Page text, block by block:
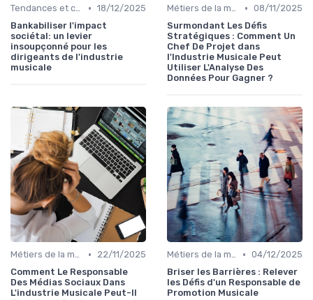
Tendances et chiffres du marché • 18/12/2025
Bankabiliser l'impact
sociétal: un levier
insoupçonné pour les
dirigeants de l'industrie
musicale
Métiers de la musique • 08/11/2025
Surmondant Les Défis
Stratégiques : Comment Un
Chef De Projet dans
l'Industrie Musicale Peut
Utiliser L'Analyse Des
Données Pour Gagner ?
Métiers de la musique •
22/11/2025
Comment Le Responsable
Des Médias Sociaux Dans
L'industrie Musicale Peut-Il
Métiers de la musique • 04/12/2025
Briser les Barrières : Relever
les Défis d'un Responsable de
Promotion Musicale